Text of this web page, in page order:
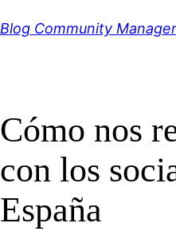
al
Blog Community
Cómo nos
con los
España